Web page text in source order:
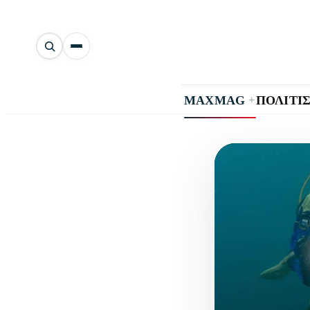
Αναζήτηση
άρθρων
MAXMAG +